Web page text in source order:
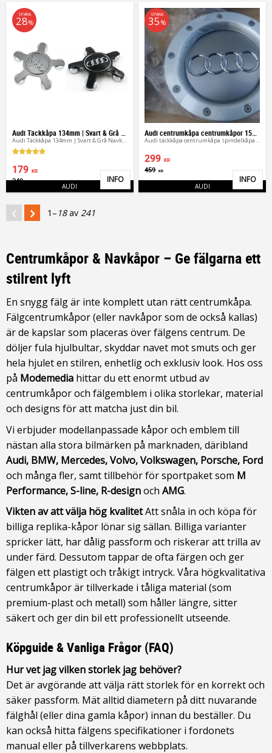
Audi Täckkåpa 134mm | Svart & Grå Navkåpa
Audi Täckkåpa 134mm | Svart & Grå Navkåpa
179 KR
249
SPARA
28%
AUDI Lägg till i favoriter
INFO
Audi centrumkåpa centrumkåpor 150mm
Audi täckkåpa centrumkåpa spindelkåpa 134 mm
299 KR
459 KR
SPARA
35 %
AUDI
INFO
1– 18av 241
Centrumkåpor & Navkåpor – Ge fälgarna ett
stilrent lyft
En snygg fälg är inte komplett utan rätt centrumkåpa.
Fälgcentrumkåpor (eller navkåpor som de också kallas)
är de kapslar som placeras över fälgens centrum. De
döljer fula hjulbultar, skyddar navet mot smuts och ger
hela hjulet en stilren, enhetlig och exklusiv look. Hos oss
på Modemedia hittar du ett enormt utbud av
centrumkåpor och fälgemblem i olika storlekar, material
och designs för att matcha just din bil.
Vi erbjuder modellanpassade kåpor och emblem till
nästan alla stora bilmärken på marknaden, däribland
Audi, BMW, Mercedes, Volvo, Volkswagen, Porsche, Ford
och många fler, samt tillbehör för sportpaket som M
Performance, S-line, R-designoch AMG.
Vikten av att välja hög kvalitetAtt snåla in och köpa för
billiga replika-kåpor lönar sig sällan. Billiga varianter
spricker lätt, har dålig passform och riskerar att trilla av
under färd. Dessutom tappar de ofta färgen och ger
fälgen ett plastigt och tråkigt intryck. Våra högkvalitativa
centrumkåpor är tillverkade i tåliga material (som
premium-plast och metall) som håller längre, sitter
säkert och ger din bil ett professionellt utseende.
Köpguide & Vanliga Frågor (FAQ)
Hur vet jag vilken storlek jag behöver?
Det är avgörande att välja rätt storlek för en korrekt och
säker passform. Mät alltid diametern på ditt nuvarande
fälghål (eller dina gamla kåpor) innan du beställer. Du
kan också hitta fälgens specifikationer i fordonets
manual eller på tillverkarens webbplats.